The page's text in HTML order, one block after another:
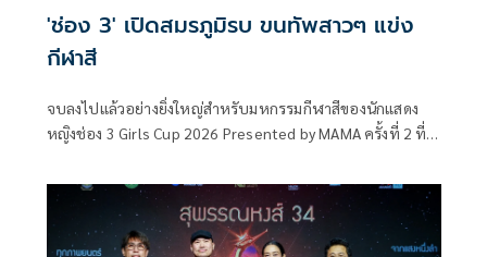
'ช่อง 3' เปิดสมรภูมิรบ ขนทัพสาวๆ แข่ง
กีฬาสี
จบลงไปแล้วอย่างยิ่งใหญ่สำหรับมหกรรมกีฬาสีของนักแสดง
หญิงช่อง 3 Girls Cup 2026 Presented by MAMA ครั้งที่ 2 ที่
คน มาร่วมสร้างสีสันทั้งการแข่งขันกีฬา เกมสุดสร้างสรรค์ และ
โชว์สุดอลังการ ท่ามกลางแฟนคลับที่ยกกองเชียร์มาแน่นฮอลล์
ส่งเสียงเชียร์กันสนั่นตั้งแต่เปิดงานขนงานปิด